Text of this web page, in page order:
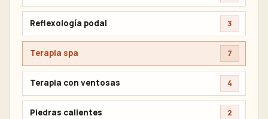
Reflexología podal 3
Terapia spa 7
Terapia con ventosas 4
Piedras calientes 2